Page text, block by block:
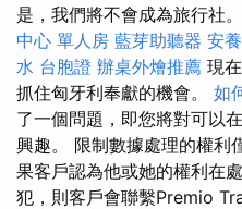
是，我們將不會成為旅行社。
中心 單人房 藍芽助聽器 安
水 台胞證 辦桌外燴推薦 現
抓住匈牙利奉獻的機會。 如
了一個問題，即您將對可以
興趣。 限制數據處理的權利
果客戶認為他或她的權利在
犯，則客戶會聯繫Premio